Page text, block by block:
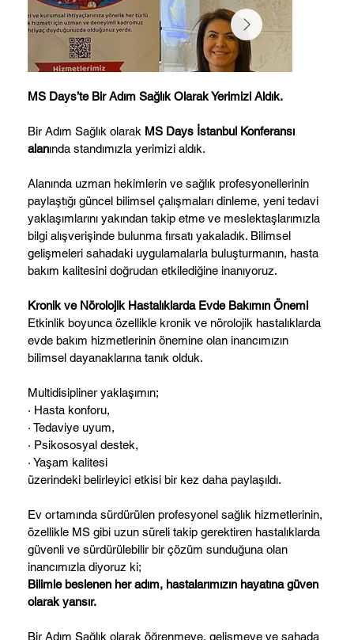
MS Days’te Bir Adım Sağlık Olarak Yerimizi Aldık.
Bir Adım Sağlık olarak MS Days İstanbul Konferansı
alanında standımızla yerimizi aldık.
Alanında uzman hekimlerin ve sağlık profesyonellerinin
paylaştığı güncel bilimsel çalışmaları dinleme, yeni tedavi
yaklaşımlarını yakından takip etme ve meslektaşlarımızla
bilgi alışverişinde bulunma fırsatı yakaladık. Bilimsel
gelişmeleri sahadaki uygulamalarla buluşturmanın, hasta
bakım kalitesini doğrudan etkilediğine inanıyoruz.
Kronik ve Nörolojik Hastalıklarda Evde Bakımın Önemi
Etkinlik boyunca özellikle kronik ve nörolojik hastalıklarda
evde bakım hizmetlerinin önemine olan inancımızın
bilimsel dayanaklarına tanık olduk.
Multidisipliner yaklaşımın;
· Hasta konforu,
· Tedaviye uyum,
· Psikososyal destek,
· Yaşam kalitesi
üzerindeki belirleyici etkisi bir kez daha paylaşıldı.
Ev ortamında sürdürülen profesyonel sağlık hizmetlerinin,
özellikle MS gibi uzun süreli takip gerektiren hastalıklarda
güvenli ve sürdürülebilir bir çözüm sunduğuna olan
inancımızla diyoruz ki;
Bilimle beslenen her adım, hastalarımızın hayatına güven
olarak yansır.
Bir Adım Sağlık olarak öğrenmeye, gelişmeye ve sahada